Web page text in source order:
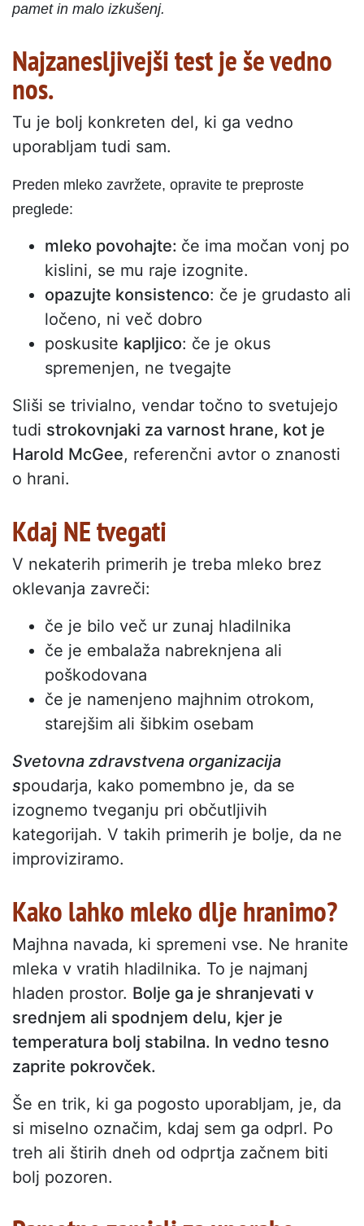
pamet in malo izkušenj.
Najzanesljivejši test je še vedno
nos.
Tu je bolj konkreten del, ki ga vedno
uporabljam tudi sam.
Preden mleko zavržete, opravite te preproste
preglede:
mleko povohajte: če ima močan vonj po
kislini, se mu raje izognite.
opazujte konsistenco: če je grudasto ali
ločeno, ni več dobro
poskusite kapljico: če je okus
spremenjen, ne tvegajte
Sliši se trivialno, vendar točno to svetujejo
tudi strokovnjaki za varnost hrane, kot je
Harold McGee, referenčni avtor o znanosti
o hrani.
Kdaj NE tvegati
V nekaterih primerih je treba mleko brez
oklevanja zavreči:
če je bilo več ur zunaj hladilnika
če je embalaža nabreknjena ali
poškodovana
če je namenjeno majhnim otrokom,
starejšim ali šibkim osebam
Svetovna zdravstvena organizacija
spoudarja, kako pomembno je, da se
izognemo tveganju pri občutljivih
kategorijah. V takih primerih je bolje, da ne
improviziramo.
Kako lahko mleko dlje hranimo?
Majhna navada, ki spremeni vse. Ne hranite
mleka v vratih hladilnika. To je najmanj
hladen prostor. Bolje ga je shranjevati v
srednjem ali spodnjem delu, kjer je
temperatura bolj stabilna. In vedno tesno
zaprite pokrovček.
Še en trik, ki ga pogosto uporabljam, je, da
si miselno označim, kdaj sem ga odprl. Po
treh ali štirih dneh od odprtja začnem biti
bolj pozoren.